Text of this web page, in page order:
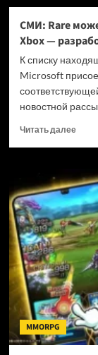
не
СМИ: Rare
Xbox —
К списку
Microsoft
новостной
Читать далее
Rare
стать
Xbox
Sea
of
под
MMORPG